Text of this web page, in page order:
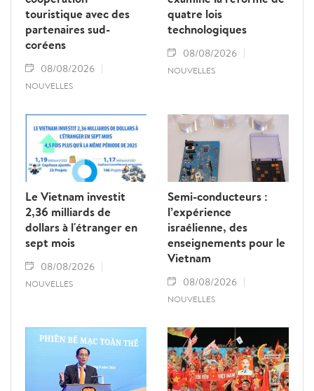
touristique avec des
partenaires sud-
coréens
08/08/2026
NOUVELLES
quatre lois
technologiques
08/08/2026
NOUVELLES
Le Vietnam investit
2,36 milliards de
dollars à l'étranger en
sept mois
08/08/2026
NOUVELLES
Semi-conducteurs :
l’expérience
israélienne, des
enseignements pour le
Vietnam
08/08/2026
NOUVELLES